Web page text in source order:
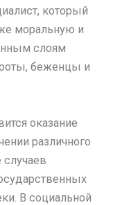
который
моральную и
слоям
беженцы и
оказание
различного
В социальной